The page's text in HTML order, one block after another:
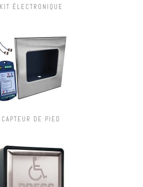
KIT ÉLECTRONIQUE
CAPTEUR DE PIED